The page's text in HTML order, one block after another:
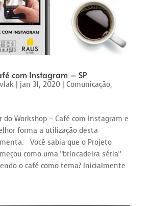
com Instagram – SP
| jan 31, 2020| Comunicação,
do Workshop – Café com Instagram e
forma a utilização desta
Você sabia que o Projeto
como uma “brincadeira séria”
o café como tema? Inicialmente